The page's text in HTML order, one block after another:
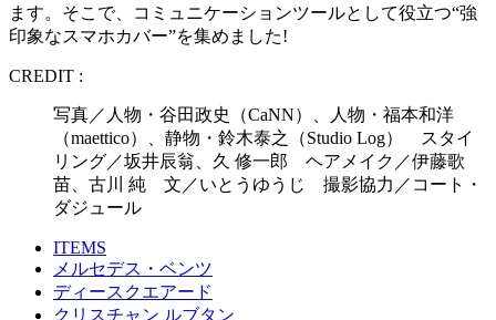
ます。そこで、コミュニケーションツールとして役立つ“強
印象なスマホカバー”を集めました!
CREDIT :
写真／人物・谷田政史（CaNN）、人物・福本和洋
（maettico）、静物・鈴木泰之（Studio Log） スタイ
リング／坂井辰翁、久 修一郎 ヘアメイク／伊藤歌
苗、古川 純 文／いとうゆうじ 撮影協力／コート・
ダジュール
ITEMS
メルセデス・ベンツ
ディースクエアード
クリスチャン ルブタン